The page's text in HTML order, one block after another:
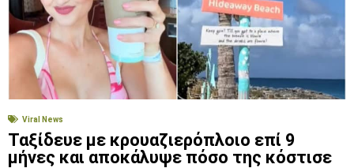
Viral News
Ταξίδευε με κρουαζιερόπλοιο επί 9
μήνες και αποκάλυψε πόσο της κόστισε